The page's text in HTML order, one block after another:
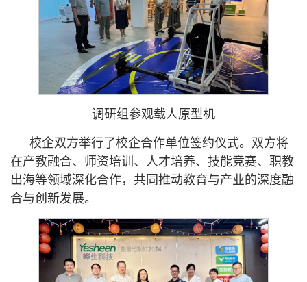
调研组参观载人原型机
校企双方举行了校企合作单位签约仪式。双方将
在产教融合、师资培训、人才培养、技能竞赛、职教
出海等领域深化合作，共同推动教育与产业的深度融
合与创新发展。